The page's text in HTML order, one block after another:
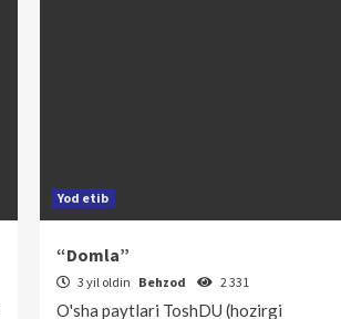
Yod etib
“Domla”
3 yil oldin Behzod 2 331
O'sha paytlari ToshDU (hozirgi